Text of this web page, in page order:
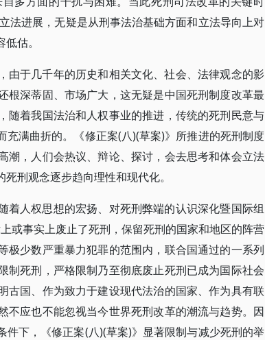
法进展，无疑是从刑事法治基础方面和立法导向上对
估。
由于几千年的历史和相关文化、社会、法律观念的影
根深蒂固、市场广大，这无疑是中国死刑制度改革最
随着我国法治和人权事业的推进，传统的死刑民意与
满曲折的。《修正案(八)(草案)》所推进的死刑制度
潮，人们会热议、辩论、探讨，会去思考和体会立法
刑观念逐步趋向理性和现代化。
着人权思想的宏扬、对死刑弊端的认识深化暨国际组
或事实上废止了死刑，保留死刑的国家和地区的阵营
极少数严重暴力犯罪的范围内，联合国通过的一系列
制死刑，严格限制乃至彻底废止死刑已成为国际社会
古国、作为致力于建设现代法治的国家、作为具有联
不应也不能忽视当今世界死刑改革的潮流与趋势。因
下，《修正案(八)(草案)》显著限制与减少死刑的举